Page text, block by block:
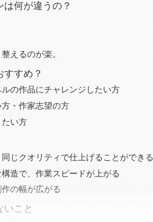
何が違うの？
えるのが楽。
すすめ？
の作品にチャレンジしたい方
・作家志望の方
い方
じクオリティで仕上げることができる
構造で、作業スピードが上がる
の幅が広がる
いこと